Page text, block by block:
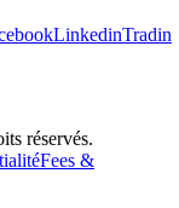
LinkedinTradin
réservés.
Fees &